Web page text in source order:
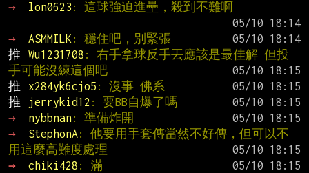
→
lon0623 : 這球強迫進壘，殺到不難啊
→
ASMMILK : 穩住吧，別緊張
推
Wu1231708 : 右手拿球反手丟應該是最佳解 但投
手可能沒練這個吧
推
x284yk6cjo5 : 沒事 佛系
推
jerrykid12 : 要BB自爆了嗎
→
nybbnan: 準備炸開
→
StephonA: 他要用手套傳當然不好傳，但可以不
用這麼高難度處理
→
chiki428 : 滿